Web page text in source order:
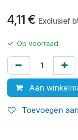
4,11 € Exclusief
✓ Op voorraad
Aan
Toevoegen